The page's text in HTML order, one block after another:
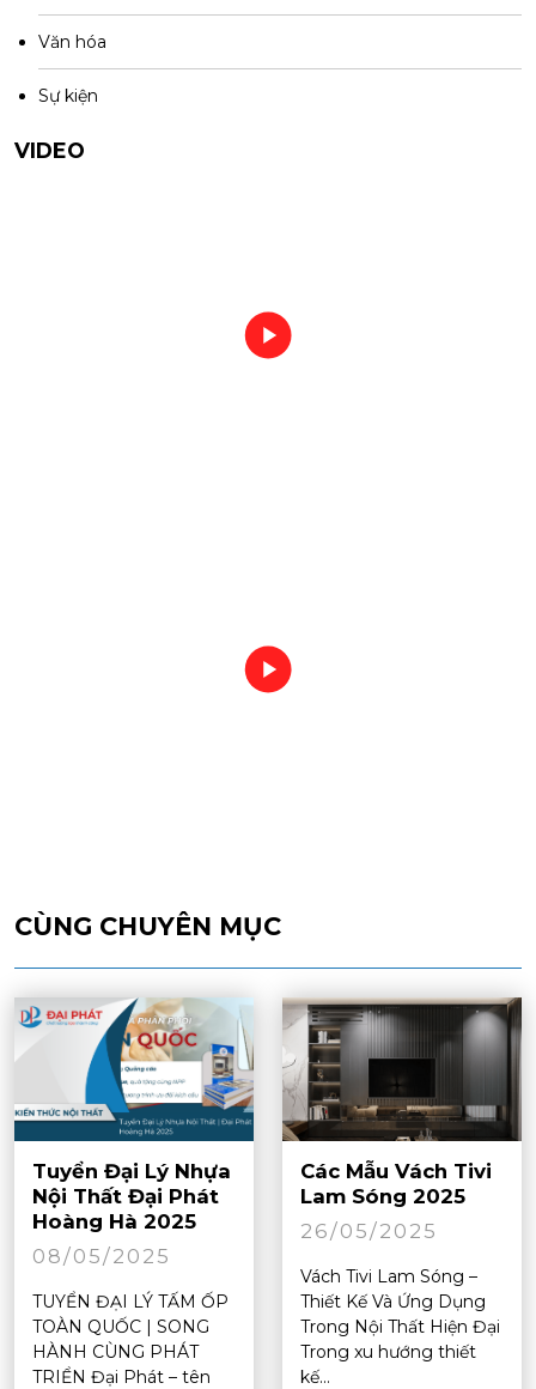
Văn hóa
Sự kiện
VIDEO
CÙNG CHUYÊN MỤC
Tuyển Đại Lý Nhựa
Nội Thất Đại Phát
Hoàng Hà 2025
08/05/2025
TUYỂN ĐẠI LÝ TẤM ỐP
TOÀN QUỐC | SONG
HÀNH CÙNG PHÁT
TRIỂN Đại Phát – tên
Các Mẫu Vách Tivi
Lam Sóng 2025
26/05/2025
Vách Tivi Lam Sóng –
Thiết Kế Và Ứng Dụng
Trong Nội Thất Hiện Đại
Trong xu hướng thiết
kế...